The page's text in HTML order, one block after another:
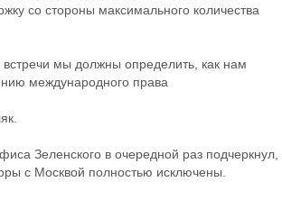
со стороны максимального количества
встречи мы должны определить, как нам
международного права
Зеленского в очередной раз подчеркнул,
с Москвой полностью исключены.